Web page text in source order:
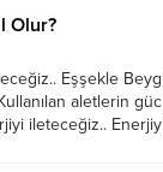
Yunanistan
Olur?
Eşşekle
aletlerin
ileteceğiz..